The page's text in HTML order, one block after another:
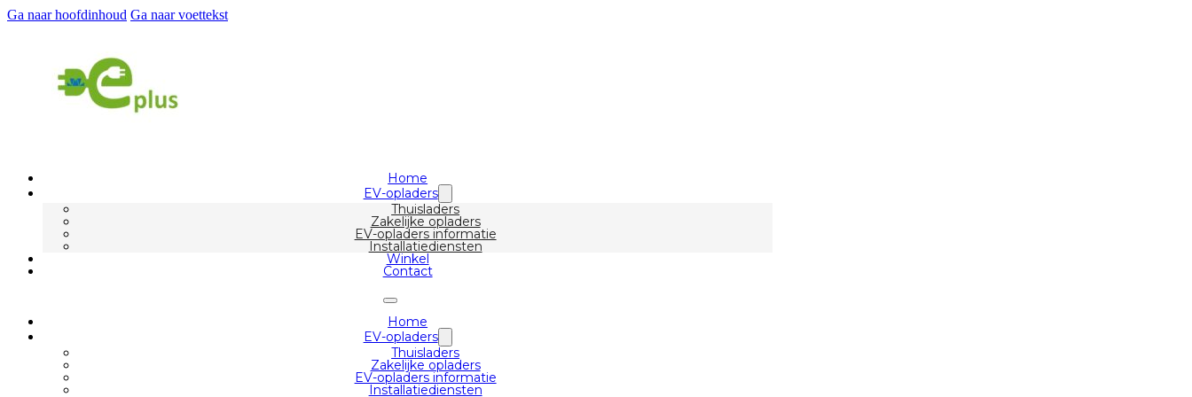
Ga naar hoofdinhoud Ga naar voettekst
Home
EV-opladers
Thuisladers
Zakelijke opladers
EV-opladers informatie
Installatiediensten
Winkel
Contact
Home
EV-opladers
Thuisladers
Zakelijke opladers
EV-opladers informatie
Installatiediensten